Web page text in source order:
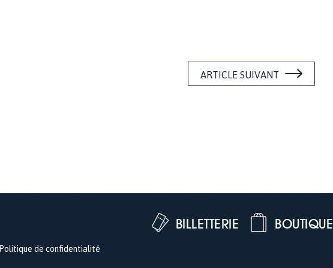
ARTICLE SUIVANT
Politique de confidentialité
BOUTIQUE
BILLETTERIE